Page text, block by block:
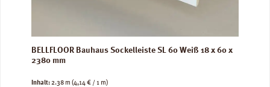
BELLFLOOR Bauhaus Sockelleiste SL 60 Weiß 18 x 60 x
2380 mm
Inhalt:2.38 m (4,14 € / 1 m)